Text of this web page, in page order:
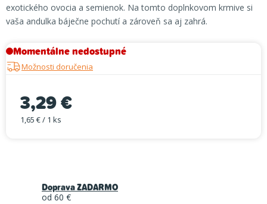
exotického ovocia a semienok. Na tomto doplnkovom krmive si
vaša andulka báječne pochutí a zároveň sa aj zahrá.
Momentálne nedostupné
Možnosti doručenia
3,29 €
Jednotková cena:
1,65 € / 1 ks
Doprava ZADARMO
od 60 €